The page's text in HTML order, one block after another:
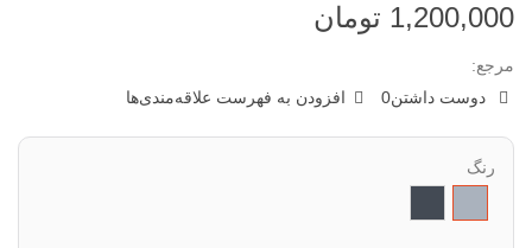
1,200,000 تومان
مرجع:
دوست داشتن0 افزودن به فهرست علاقه‌مندی‌ها
رنگ